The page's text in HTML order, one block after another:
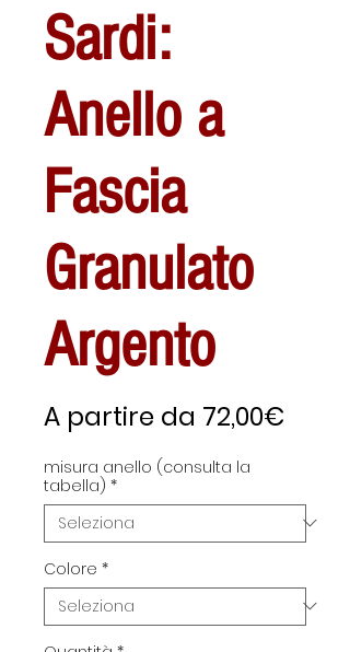
Sardi:
Anello a
Fascia
Granulato
Argento
A partire da 72,00€
misura anello (consulta la
tabella) *
Colore *